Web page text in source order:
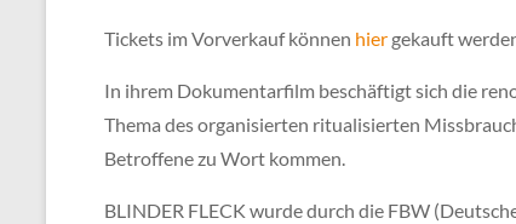
Tickets im Vorverkauf können hier gekauft
In ihrem Dokumentarfilm beschäftigt sich die
Thema des organisierten ritualisierten
Betroffene zu Wort kommen.
BLINDER FLECK wurde durch die FBW